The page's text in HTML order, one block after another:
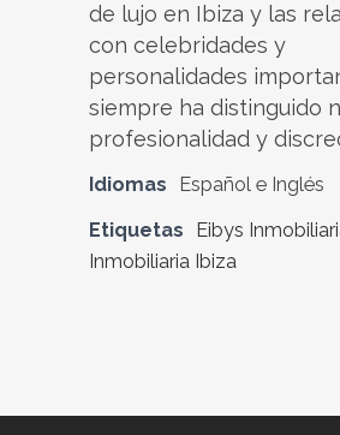
de lujo en Ibiza y las
con celebridades y
personalidades
siempre ha distinguido
profesionalidad y
Idiomas
Español e Inglés
Etiquetas
Eibys
Inmobiliaria Ibiza